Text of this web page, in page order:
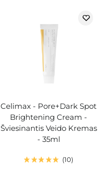
Celimax - Pore+Dark Spot
Brightening Cream -
Šviesinantis Veido Kremas
- 35ml
10